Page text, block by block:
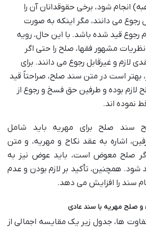
انجام شود، برخی حقوقدانان آن را
رجوع می دانند، مگر اینکه به صورت
قید شده باشد. با این حال، رویه
مشهور فقها، صلح را حتی اگر
لازم و غیرقابل رجوع می دانند. برای
بهتر است در متن سند صلح، صراحتاً قید
لازم بوده و طرفین حق فسخ و رجوع از
نموده اند.
سند صلح برای مهریه باید شامل
اشاره به عقد نکاح و مهریه، و متن
صلح معوض است، باید عوض نیز به
همچنین، تأکید بر لازم بودن و عدم
سند را افزایش می دهد.
و صلح مهریه با سند عادی
ها، جدول زیر یک مقایسه اجمالی از